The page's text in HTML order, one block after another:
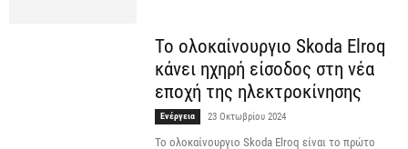
Το ολοκαίνουργιο Skoda Elroq
κάνει ηχηρή είσοδος στη νέα
εποχή της ηλεκτροκίνησης
Ενέργεια 23 Οκτωβρίου 2024
Το ολοκαίνουργιο Skoda Elroq είναι το πρώτο